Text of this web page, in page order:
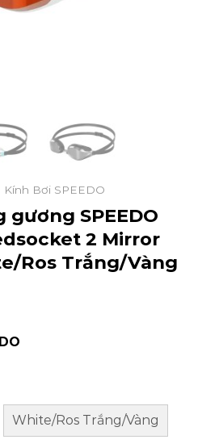
Kính Bơi SPEEDO
SPEEDO
2 Mirror
Ros Trắng/Vàng
White/Ros Trắng/Vàng